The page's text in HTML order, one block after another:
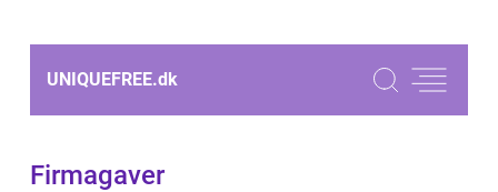
UNIQUEFREE.dk
Firmagaver